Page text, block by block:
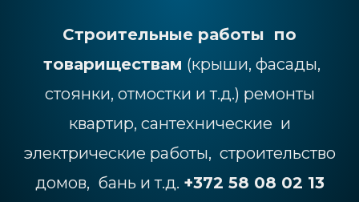
Строительные работы по
товариществам (крыши, фасады,
стоянки, отмостки и т.д.) ремонты
квартир, сантехнические и
электрические работы, строительство
домов, бань и т.д. +372 58 08 02 13